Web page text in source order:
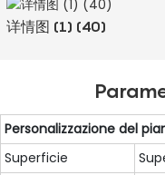
详情图 (1) (40)
Personalizzazione del
Superficie